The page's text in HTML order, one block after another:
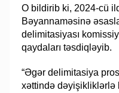
O bildirib ki, 2024-cü
Bəyannaməsinə
delimitasiyası
qaydaları təsdiqləyib.
“Əgər delimitasiya
xəttində dəyişikliklərlə